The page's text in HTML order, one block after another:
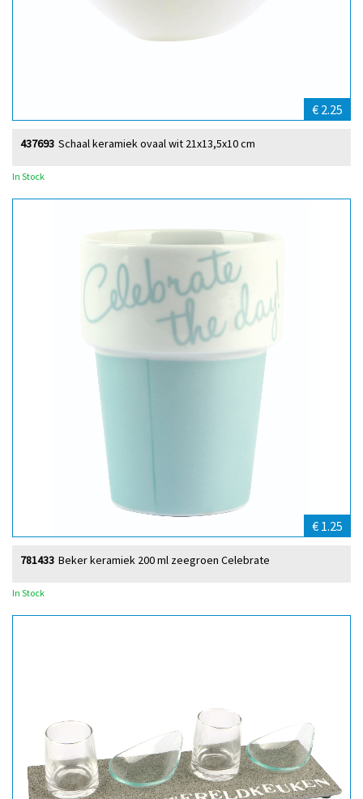
€ 2.25
Schaal keramiek ovaal wit 21x13,5x10 cm
437693
In Stock
€ 1.25
Beker keramiek 200 ml zeegroen Celebrate
781433
In Stock